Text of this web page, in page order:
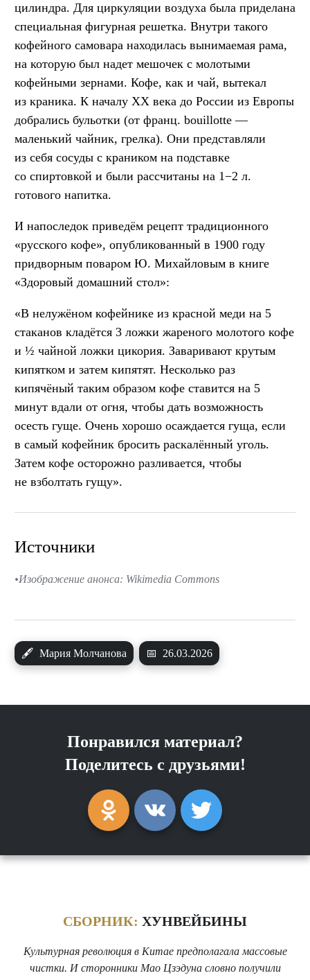
цилиндра. Для циркуляции воздуха была приделана
специальная фигурная решетка. Внутри такого
кофейного самовара находилась вынимаемая рама,
на которую был надет мешочек с молотыми
кофейными зернами. Кофе, как и чай, вытекал
из краника. К началу XX века до России из Европы
добрались бульотки (от франц. bouillotte —
маленький чайник, грелка). Они представляли
из себя сосуды с краником на подставке
со спиртовкой и были рассчитаны на 1−2 л.
готового напитка.
И напоследок приведём рецепт традиционного
«русского кофе», опубликованный в 1900 году
придворным поваром Ю. Михайловым в книге
«Здоровый домашний стол»:
«В нелужёном кофейнике из красной меди на 5
стаканов кладётся 3 ложки жареного молотого кофе
и ½ чайной ложки цикория. Заваривают крутым
кипятком и затем кипятят. Несколько раз
кипячёный таким образом кофе ставится на 5
минут вдали от огня, чтобы дать возможность
осесть гуще. Очень хорошо осаждается гуща, если
в самый кофейник бросить раскалённый уголь.
Затем кофе осторожно разливается, чтобы
не взболтать гущу».
🖋 Мария Молчанова 📅 26.03.2026
Источники
Изображение анонса: Wikimedia Commons
Понравился материал?
Поделитесь с друзьями!
СБОРНИК: ХУНВЕЙБИНЫ
Культурная революция в Китае предполагала массовые
чистки. И сторонники Мао Цзэдуна словно получили